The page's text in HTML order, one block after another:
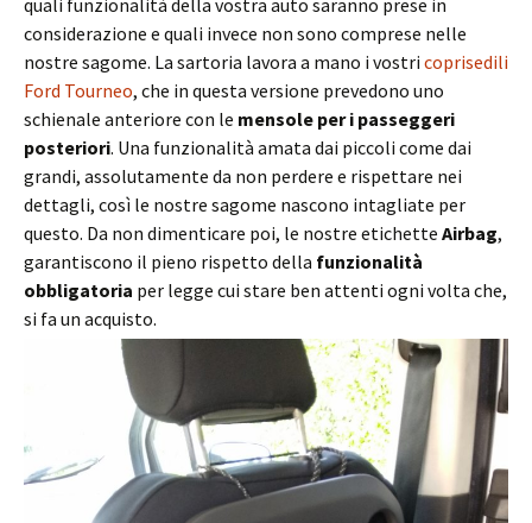
considerazione e quali invece non sono comprese nelle
nostre sagome. La sartoria lavora a mano i vostri coprisedili
Ford Tourneo, che in questa versione prevedono uno
schienale anteriore con le mensole per i passeggeri
posteriori. Una funzionalità amata dai piccoli come dai
grandi, assolutamente da non perdere e rispettare nei
dettagli, così le nostre sagome nascono intagliate per
questo. Da non dimenticare poi, le nostre etichette Airbag,
garantiscono il pieno rispetto della funzionalità
obbligatoria per legge cui stare ben attenti ogni volta che,
si fa un acquisto.